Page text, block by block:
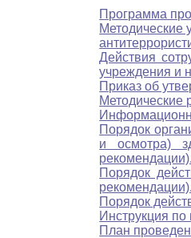
Программа
Методические
Действия
учреждения и
Приказ об
Порядок
и осмотра)
рекомендации).
Порядок
рекомендации).
Порядок
Инструкция по
План